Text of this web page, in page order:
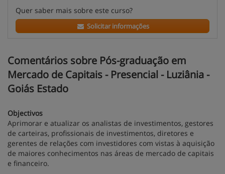
Quer saber mais sobre este curso?
Solicitar informações
Comentários sobre Pós-graduação em
Mercado de Capitais - Presencial - Luziânia -
Goiás Estado
Objectivos
Aprimorar e atualizar os analistas de investimentos, gestores
de carteiras, profissionais de investimentos, diretores e
gerentes de relações com investidores com vistas à aquisição
de maiores conhecimentos nas áreas de mercado de capitais
e financeiro.